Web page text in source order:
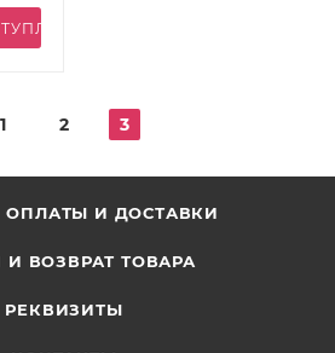
1 2 3
ОПЛАТЫ И ДОСТАВКИ
ВОЗВРАТ ТОВАРА
РЕКВИЗИТЫ